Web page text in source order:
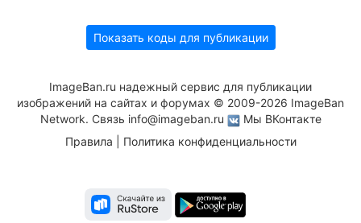
Показать коды для публикации
ImageBan.ru надежный сервис для публикации
изображений на сайтах и форумах © 2009-2026 ImageBan
Network. Связь info@imageban.ru
Мы ВКонтакте
Правила
Политика конфиденциальности